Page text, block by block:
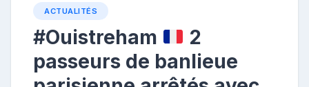
ACTUALITÉS
#Ouistreham
2
passeurs de banlieue